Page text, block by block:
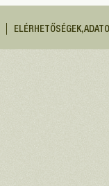
ELÉRHETŐSÉGEK,